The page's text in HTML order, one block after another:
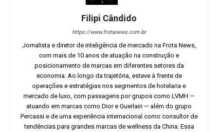
Filipi Cândido
https://www.frotanews.com.br
Jornalista e diretor de inteligência de mercado na Frota News,
com mais de 10 anos de atuação na construção e
posicionamento de marcas em diferentes setores da
economia. Ao longo da trajetória, esteve à frente de
operações e estratégias nos segmentos de hotelaria e
mercado de luxo, com passagens por grupos como LVMH —
atuando em marcas como Dior e Guerlain — além do grupo
Percassi e de uma experiência internacional como consultor de
tendências para grandes marcas de wellness da China. Essa